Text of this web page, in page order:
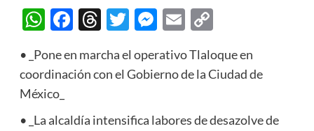
WhatsApp
Facebook
Threads
Twitter
Messenger
EmailCopy
• _Pone en marcha el operativo Tlaloque en
coordinación con el Gobierno de la Ciudad de
México_
• _La alcaldía intensifica labores de desazolve de